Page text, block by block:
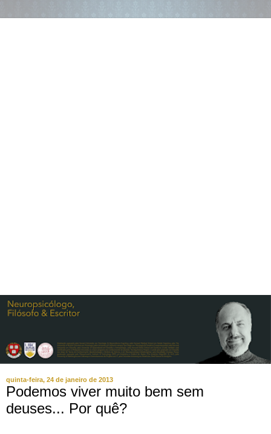
quinta-feira, 24 de janeiro de 2013
Podemos viver muito bem sem
deuses... Por quê?